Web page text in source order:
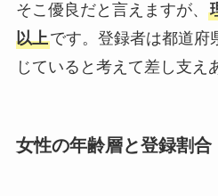
そこ優良だと言えますが、
以上です。登録者は都道府
じていると考えて差し支え
女性の年齢層と登録割合